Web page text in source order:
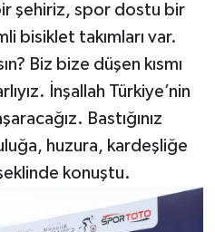
şehiriz, spor dostu bir
bisiklet takımları var.
Biz bize düşen kısmı
İnşallah Türkiye’nin
Bastığınız
huzura, kardeşliğe
konuştu.